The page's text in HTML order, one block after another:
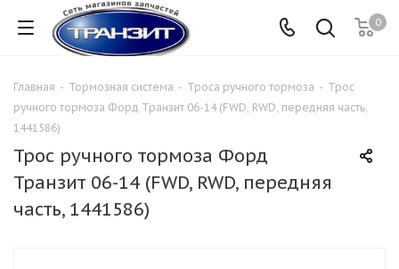
0
Главная - Тормозная система - Троса ручного тормоза - Трос
ручного тормоза Форд Транзит 06-14 (FWD, RWD, передняя часть,
1441586)
Трос ручного тормоза Форд
Транзит 06-14 (FWD, RWD, передняя
часть, 1441586)